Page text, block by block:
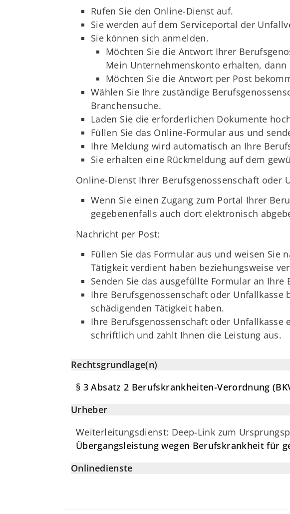
Rufen Sie den Online-Dienst auf.
Sie werden auf dem Serviceportal der
Sie können sich anmelden.
Möchten Sie die Antwort Ihrer
Mein Unternehmenskonto erhalten,
Möchten Sie die Antwort per Post
Wählen Sie Ihre zuständige
Branchensuche.
Laden Sie die erforderlichen Dokumente
Füllen Sie das Online-Formular aus und
Ihre Meldung wird automatisch an Ihre
Sie erhalten eine Rückmeldung auf dem
Online-Dienst Ihrer Berufsgenossenschaft oder
Wenn Sie einen Zugang zum Portal Ihrer
gegebenenfalls auch dort elektronisch
Nachricht per Post:
Füllen Sie das Formular aus und weisen Sie
Tätigkeit verdient haben beziehungsweise
Senden Sie das ausgefüllte Formular an
Ihre Berufsgenossenschaft oder
schädigenden Tätigkeit haben.
Ihre Berufsgenossenschaft oder
schriftlich und zahlt Ihnen die Leistung aus.
Rechtsgrundlage(n)
§ 3 Absatz 2 Berufskrankheiten-Verordnung
Urheber
Weiterleitungsdienst: Deep-Link zum
Übergangsleistung wegen Berufskrankheit für
Onlinedienste